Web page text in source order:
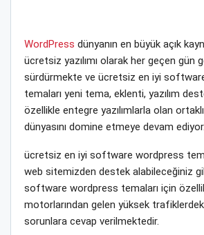
WordPress dünyanın en büyük açık
ücretsiz yazılımı olarak her geçen gün
sürdürmekte ve ücretsiz en iyi
temaları yeni tema, eklenti, yazılım
özellikle entegre yazılımlarla olan
dünyasını domine etmeye devam ediyor.
ücretsiz en iyi software wordpress
web sitemizden destek alabileceğiniz
software wordpress temaları için
motorlarından gelen yüksek
sorunlara cevap verilmektedir.